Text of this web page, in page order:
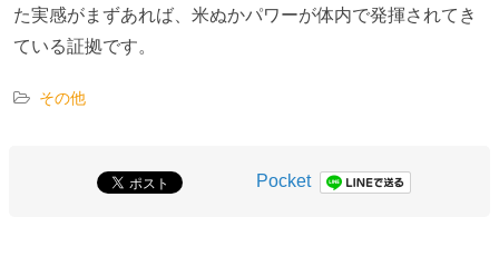
た実感がまずあれば、米ぬかパワーが体内で発揮されてき
ている証拠です。
その他
Pocket